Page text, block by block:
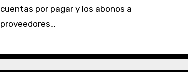
cuentas por pagar y los abonos a
proveedores…